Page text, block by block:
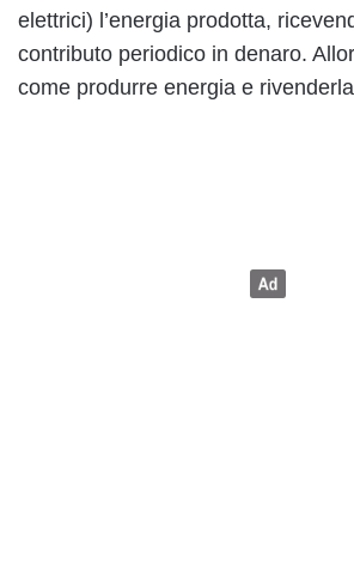
elettrici) l’energia prodotta,
contributo periodico in denaro.
come produrre energia e